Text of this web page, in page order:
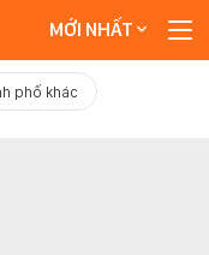
MỚI NHẤT
phố khác